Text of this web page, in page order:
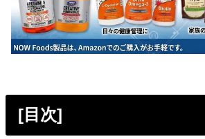
[目次]